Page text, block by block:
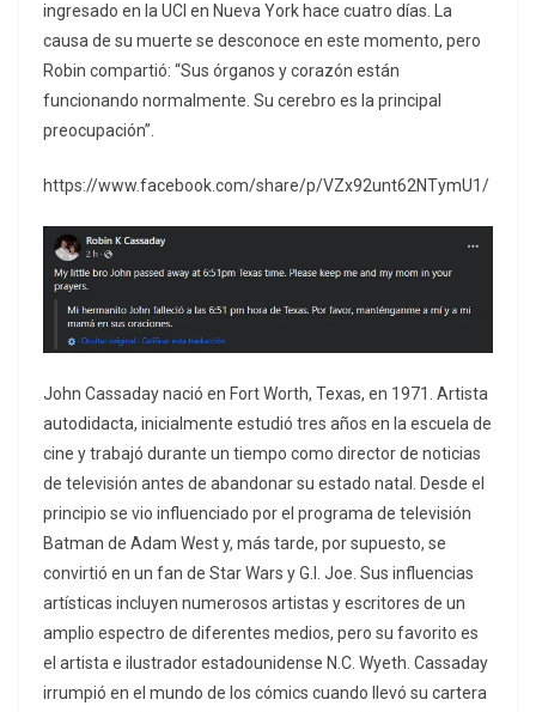
ingresado en la UCI en Nueva York hace cuatro días. La
causa de su muerte se desconoce en este momento, pero
Robin compartió: “Sus órganos y corazón están
funcionando normalmente. Su cerebro es la principal
preocupación”.
https://www.facebook.com/share/p/VZx92unt62NTymU1/
John Cassaday nació en Fort Worth, Texas, en 1971. Artista
autodidacta, inicialmente estudió tres años en la escuela de
cine y trabajó durante un tiempo como director de noticias
de televisión antes de abandonar su estado natal. Desde el
principio se vio influenciado por el programa de televisión
Batman de Adam West y, más tarde, por supuesto, se
convirtió en un fan de Star Wars y G.I. Joe. Sus influencias
artísticas incluyen numerosos artistas y escritores de un
amplio espectro de diferentes medios, pero su favorito es
el artista e ilustrador estadounidense N.C. Wyeth. Cassaday
irrumpió en el mundo de los cómics cuando llevó su cartera